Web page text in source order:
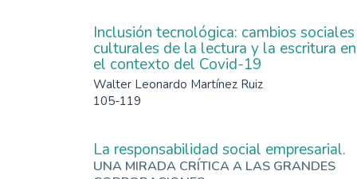
Inclusión tecnológica: cambios
culturales de la lectura y la escritura en
el contexto del Covid-19
Walter Leonardo Martínez Ruiz
105-119
La responsabilidad social empresarial.
UNA MIRADA CRÍTICA A LAS GRANDES